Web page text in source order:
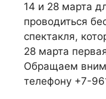
14 и 28 марта
проводиться
спектакля,
28 марта
Обращаем
телефону +7-